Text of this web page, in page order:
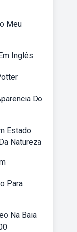
Meu
Inglês
Do
Estado
Natureza
Para
Na Baia